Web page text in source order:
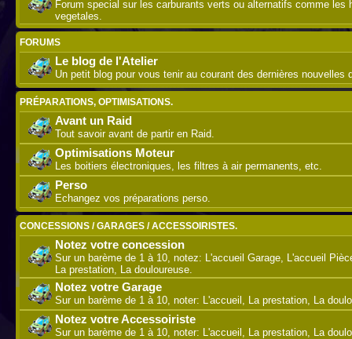
Forum special sur les carburants verts ou alternatifs comme les
vegetales.
FORUMS
Le blog de l'Atelier
Un petit blog pour vous tenir au courant des dernières nouvelles
PRÉPARATIONS, OPTIMISATIONS.
Avant un Raid
Tout savoir avant de partir en Raid.
Optimisations Moteur
Les boitiers électroniques, les filtres à air permanents, etc.
Perso
Echangez vos préparations perso.
CONCESSIONS / GARAGES / ACCESSOIRISTES.
Notez votre concession
Sur un barème de 1 à 10, notez: L'accueil Garage, L'accueil
La prestation, La douloureuse.
Notez votre Garage
Sur un barème de 1 à 10, noter: L'accueil, La prestation, La
Notez votre Accessoiriste
Sur un barème de 1 à 10, noter: L'accueil, La prestation, La